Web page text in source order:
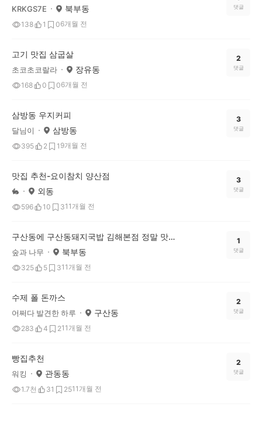
KRKGS7E 북부동
138 1 06개월 전
댓글
고기 맛집 삼굽살
초코초코랄라 장유동
168 0 06개월 전
2
댓글
삼방동 우지커피
달님이 삼방동
395 2 1 9개월 전
3
댓글
맛집 추천-요이참치 양산점
🐇 외동
596 10 311개월 전
3
댓글
구산동에 구산동돼지국밥 김해본점 정말 맛나요!
숲과 나무 북부동
325 5 311개월 전
1
댓글
수제 폴 돈까스
어쩌다 발견한 하루 구산동
283 4 211개월 전
2
댓글
빵집추천
워킹 관동동
1.7천 31 2511개월 전
2
댓글